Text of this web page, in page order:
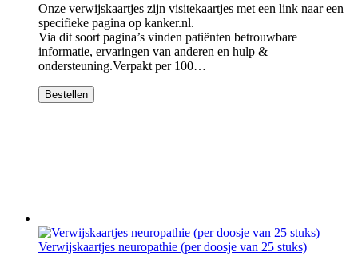
Onze verwijskaartjes zijn visitekaartjes met een link naar een
specifieke pagina op kanker.nl.
Via dit soort pagina’s vinden patiënten betrouwbare
informatie, ervaringen van anderen en hulp &
ondersteuning.Verpakt per 100…
Bestellen
Verwijskaartjes neuropathie (per doosje van 25 stuks)